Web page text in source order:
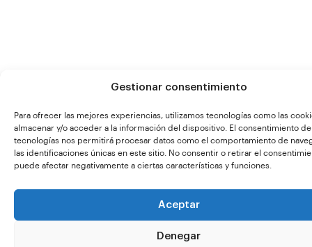
Gestionar consentimiento
Para ofrecer las mejores experiencias, utilizamos tecnologías como las
almacenar y/o acceder a la información del dispositivo. El consentimiento de
tecnologías nos permitirá procesar datos como el comportamiento de
las identificaciones únicas en este sitio. No consentir o retirar el
puede afectar negativamente a ciertas características y funciones.
Aceptar
Denegar